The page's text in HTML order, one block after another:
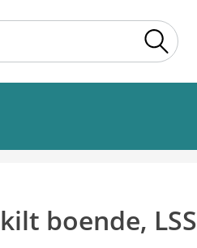
boende, LSS